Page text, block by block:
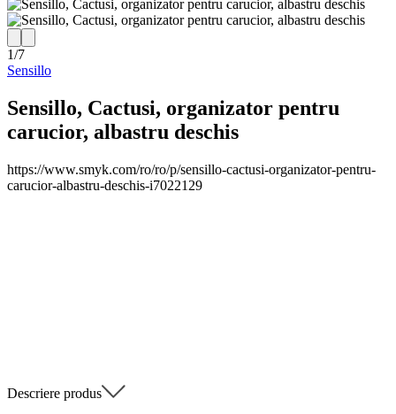
1/7
Sensillo
Sensillo, Cactusi, organizator pentru
carucior, albastru deschis
https://www.smyk.com/ro/ro/p/sensillo-cactusi-organizator-pentru-
carucior-albastru-deschis-i7022129
Descriere produs